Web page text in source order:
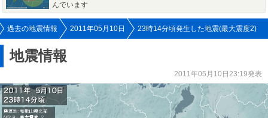
んでいます
過去の地震情報 2011年05月10日 23時14分頃発生した地震(最大震度2)
地震情報
2011年05月10日23:19発表